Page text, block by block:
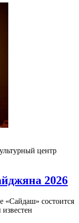
центр
2026
«Сайдаш» состоится